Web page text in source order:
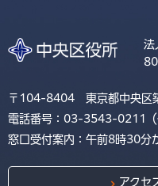
法
〒104-8404 東京都中央区
電話番号：03-3543-0211（
窓口受付案内：午前8時30分
アクセ